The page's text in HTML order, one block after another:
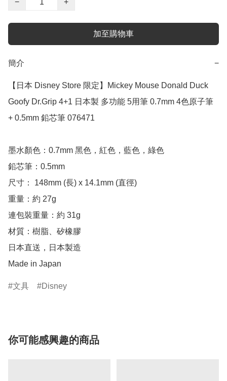
−
+
加至購物車
簡介 −
【日本 Disney Store 限定】Mickey Mouse Donald Duck
Goofy Dr.Grip 4+1 日本製 多功能 5用筆 0.7mm 4色原子筆
+ 0.5mm 鉛芯筆 076471
墨水顏色：0.7mm 黑色，紅色，藍色，綠色
鉛芯筆：0.5mm
尺寸： 148mm (長) x 14.1mm (直徑)
重量：約 27g
連包裝重量：約 31g
材質：樹脂、矽橡膠
日本直送，日本製造
Made in Japan
文具 Disney
你可能感興趣的商品